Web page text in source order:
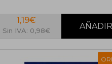
1,19€
Sin IVA: 0,98€